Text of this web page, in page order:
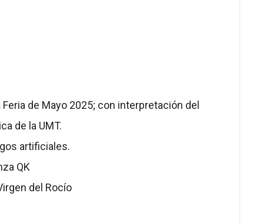
de Mayo 2025; con interpretación del
de la UMT.
artificiales.
QK
del Rocío